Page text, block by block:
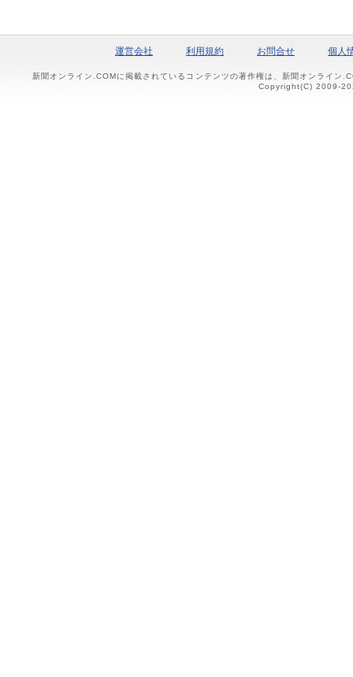
運営会社 利用規約 お問合せ 個人
新聞オンライン.COMに掲載されているコンテンツの著作権は、新聞オンライン
Copyright(C) 2009-